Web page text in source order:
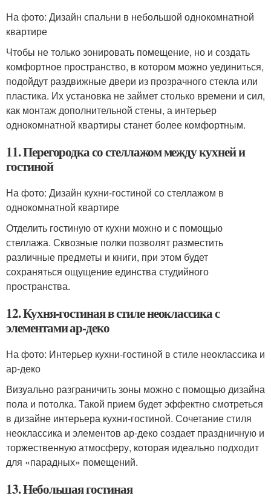
На фото: Дизайн спальни в небольшой однокомнатной
квартире
Чтобы не только зонировать помещение, но и создать
комфортное пространство, в котором можно уединиться,
подойдут раздвижные двери из прозрачного стекла или
пластика. Их установка не займет столько времени и сил,
как монтаж дополнительной стены, а интерьер
однокомнатной квартиры станет более комфортным.
11. Перегородка со стеллажом между кухней и
гостиной
На фото: Дизайн кухни-гостиной со стеллажом в
однокомнатной квартире
Отделить гостиную от кухни можно и с помощью
стеллажа. Сквозные полки позволят разместить
различные предметы и книги, при этом будет
сохраняться ощущение единства студийного
пространства.
12. Кухня-гостиная в стиле неоклассика с
элементами ар-деко
На фото: Интерьер кухни-гостиной в стиле неоклассика и
ар-деко
Визуально разграничить зоны можно с помощью дизайна
пола и потолка. Такой прием будет эффектно смотреться
в дизайне интерьера кухни-гостиной. Сочетание стиля
неоклассика и элементов ар-деко создает праздничную и
торжественную атмосферу, которая идеально подходит
для «парадных» помещений.
13. Небольшая гостиная